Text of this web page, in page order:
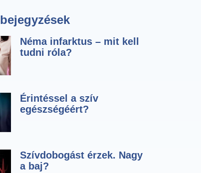
Néma infarktus – mit kell
tudni róla?
Érintéssel a szív
egészségéért?
Szívdobogást érzek. Nagy
a baj?